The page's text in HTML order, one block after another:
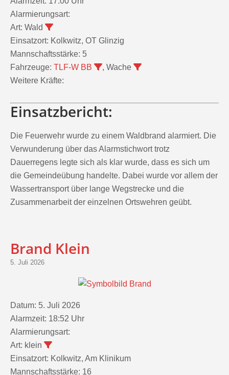
Alarmierungsart:
Art:Wald
Einsatzort:Kolkwitz, OT Glinzig
Mannschaftsstärke:5
Fahrzeuge: TLF-W BB
Weitere Kräfte:
Einsatzbericht:
Verwunderung über das Alarmstichwort trotz
Dauerregens legte sich als klar wurde, dass es sich um
die Gemeindeübung handelte. Dabei wurde vor allem der
Wassertransport über lange Wegstrecke und die
Zusammenarbeit der einzelnen Ortswehren geübt.
Brand Klein
5. Juli 2026
Alarmzeit: 18:52 Uhr
Alarmierungsart:
Art:klein
Einsatzort:Kolkwitz, Am Klinikum
Mannschaftsstärke:16